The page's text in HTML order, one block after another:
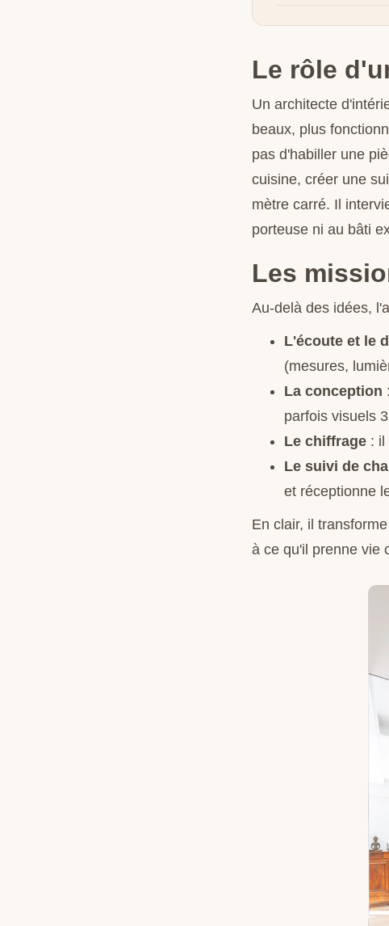
Le rôle
Un architecte
beaux, plus
pas d'habiller une
cuisine, créer une
mètre carré. Il
porteuse ni au bâti
Les
Au-delà des idées,
L'écoute et le
(mesures,
La conception
parfois visuels
Le chiffrage : il
Le suivi de
et réceptionne
En clair, il
à ce qu'il prenne vie